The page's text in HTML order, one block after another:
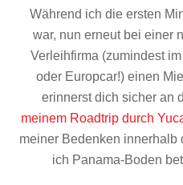
Während ich die ersten
war, nun erneut bei einer
Verleihfirma (zumindest
oder Europcar!) einen
erinnerst dich sicher an
meinem Roadtrip durch
meiner Bedenken innerhalb
ich Panama-Boden